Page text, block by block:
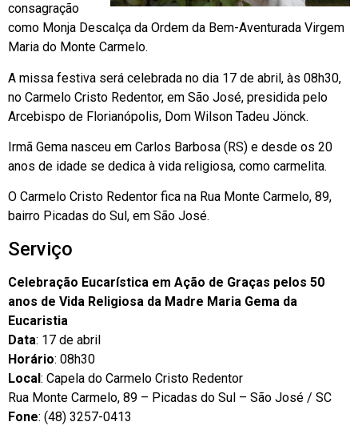
consagração
como Monja Descalça da Ordem da Bem-Aventurada Virgem
Maria do Monte Carmelo.
A missa festiva será celebrada no dia 17 de abril, às 08h30,
no Carmelo Cristo Redentor, em São José, presidida pelo
Arcebispo de Florianópolis, Dom Wilson Tadeu Jönck.
Irmã Gema nasceu em Carlos Barbosa (RS) e desde os 20
anos de idade se dedica à vida religiosa, como carmelita.
O Carmelo Cristo Redentor fica na Rua Monte Carmelo, 89,
bairro Picadas do Sul, em São José.
Serviço
Celebração Eucarística em Ação de Graças pelos 50
anos de Vida Religiosa da Madre Maria Gema da
Eucaristia
Data: 17 de abril
Horário: 08h30
Local: Capela do Carmelo Cristo Redentor
Rua Monte Carmelo, 89 – Picadas do Sul – São José / SC
Fone: (48) 3257-0413